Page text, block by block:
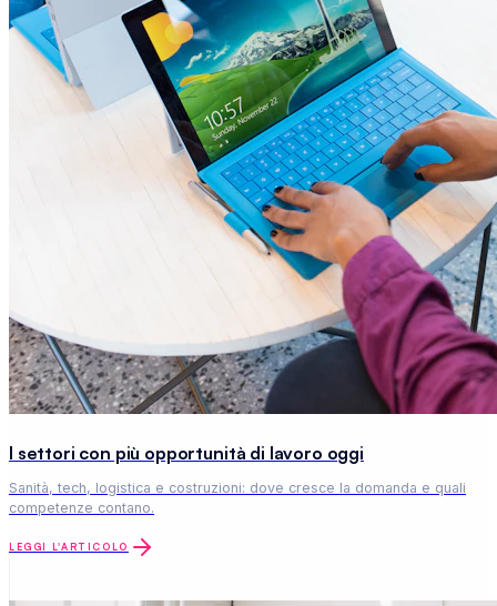
I settori con più opportunità di lavoro oggi
Sanità, tech, logistica e costruzioni: dove cresce la domanda e quali
competenze contano.
LEGGI L'ARTICOLO